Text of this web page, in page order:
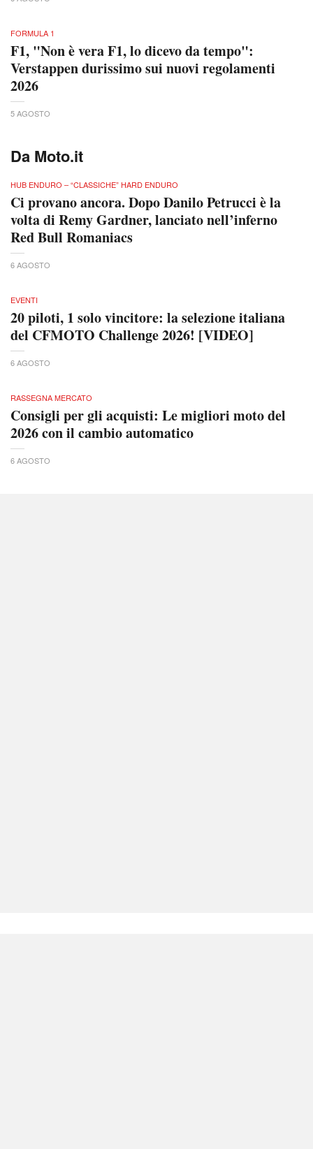
FORMULA 1
F1, "Non è vera F1, lo dicevo da tempo":
Verstappen durissimo sui nuovi regolamenti
2026
5 AGOSTO
Da Moto.it
HUB ENDURO – “CLASSICHE” HARD ENDURO
Ci provano ancora. Dopo Danilo Petrucci è la
volta di Remy Gardner, lanciato nell’inferno
Red Bull Romaniacs
6 AGOSTO
EVENTI
20 piloti, 1 solo vincitore: la selezione italiana
del CFMOTO Challenge 2026! [VIDEO]
6 AGOSTO
RASSEGNA MERCATO
Consigli per gli acquisti: Le migliori moto del
2026 con il cambio automatico
6 AGOSTO